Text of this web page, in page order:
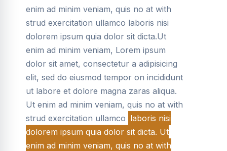
enim ad minim veniam, quis no at with
strud exercitation ullamco laboris nisi
dolorem ipsum quia dolor sit dicta.Ut
enim ad minim veniam, Lorem ipsum
dolor sit amet, consectetur a adipisicing
elit, sed do eiusmod tempor on incididunt
ut labore et dolore magna zaras aliqua.
Ut enim ad minim veniam, quis no at with
strud exercitation ullamco laboris nisi
dolorem ipsum quia dolor sit dicta. Ut
enim ad minim veniam, quis no at with